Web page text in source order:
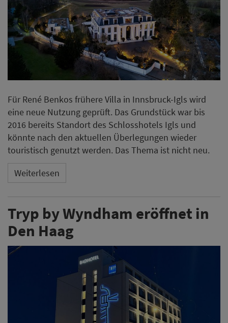
Für René Benkos frühere Villa in Innsbruck-Igls wird
eine neue Nutzung geprüft. Das Grundstück war bis
2016 bereits Standort des Schlosshotels Igls und
könnte nach den aktuellen Überlegungen wieder
touristisch genutzt werden. Das Thema ist nicht neu.
Weiterlesen
Tryp by Wyndham eröffnet in
Den Haag